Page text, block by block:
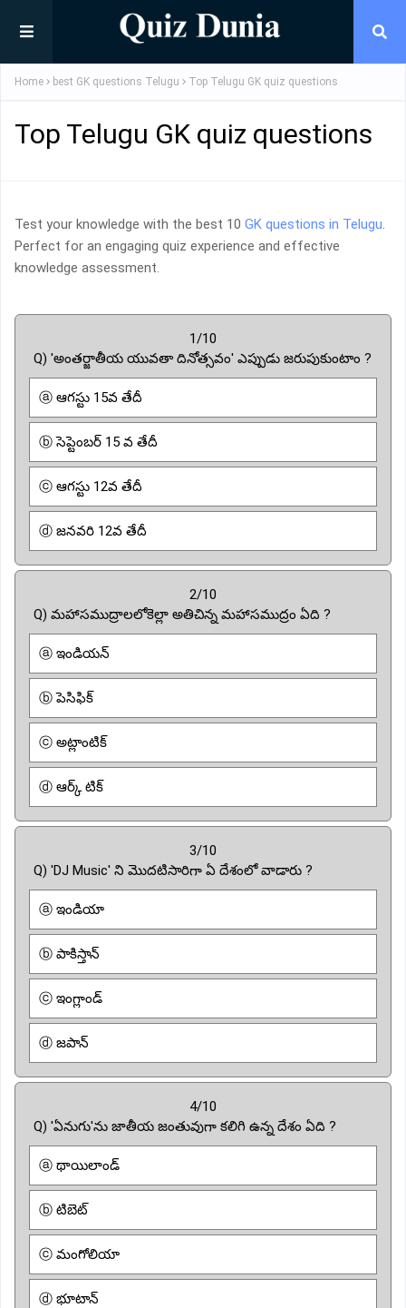
Home best GK questions Telugu Top Telugu GK quiz questions
Top Telugu GK quiz questions
Test your knowledge with the best 10 GK questions in Telugu.
Perfect for an engaging quiz experience and effective
knowledge assessment.
1/10
Q) 'అంతర్జాతీయ యువతా దినోత్సవం' ఎప్పుడు జరుపుకుంటాం ?
ⓐ ఆగస్టు 15వ తేదీ
ⓑ సెప్టెంబర్ 15 వ తేదీ
ⓒ ఆగస్టు 12వ తేదీ
ⓓ జనవరి 12వ తేదీ
2/10
Q) మహాసముద్రాలలోకెల్లా అతిచిన్న మహాసముద్రం ఏది ?
ⓐ ఇండియన్
ⓑ పెసిఫిక్
ⓒ అట్లాంటిక్
ⓓ ఆర్క్ టిక్
3/10
Q) 'DJ Music' ని మొదటిసారిగా ఏ దేశంలో వాడారు ?
ⓐ ఇండియా
ⓑ పాకిస్తాన్
ⓒ ఇంగ్లాండ్
ⓓ జపాన్
4/10
Q) 'ఏనుగు'ను జాతీయ జంతువుగా కలిగి ఉన్న దేశం ఏది ?
ⓐ థాయిలాండ్
ⓑ టిబెట్
ⓒ మంగోలియా
ⓓ భూటాన్